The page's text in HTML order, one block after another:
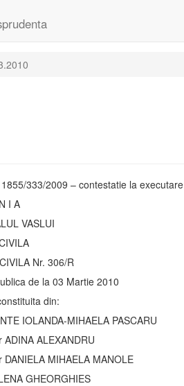
333/2009 – contestatie la executare
I A
VASLUI
Nr. 306/R
de la 03 Martie 2010
din:
IOLANDA-MIHAELA PASCARU
ADINA ALEXANDRU
DANIELA MIHAELA MANOLE
GHEORGHIES